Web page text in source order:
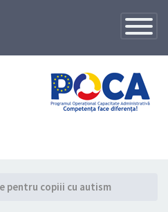
Toggle
pentru copiii cu autism